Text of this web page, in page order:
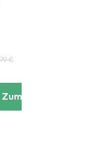
€
Zum Korb